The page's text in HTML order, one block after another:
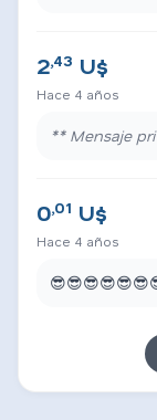
2,43 U$
Hace 4 años
** Mensaje
0,01 U$
Hace 4 años